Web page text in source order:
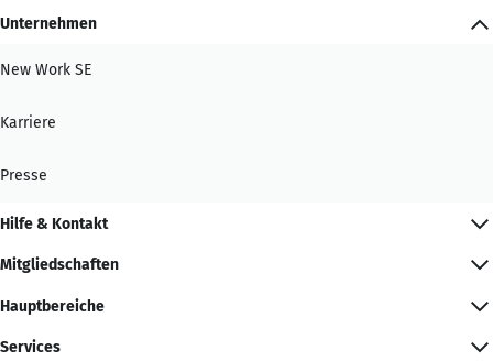
Unternehmen
New Work SE
Karriere
Presse
Hilfe & Kontakt
Mitgliedschaften
Hauptbereiche
Services